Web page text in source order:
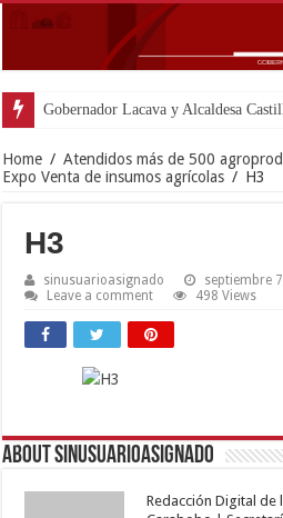
Gobernador Lacava y Alcaldesa
Home / Atendidos más de 500
Expo Venta de insumos agrícolas / H3
H3
sinusuarioasignado
septiembre
Leave a comment
498 Views
About sinusuarioasignado
Redacción Digital de